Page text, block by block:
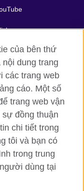
của bên thứ
dung trang
các trang web
cáo. Một số
trang web vận
sự đồng thuận
chi tiết trong
tôi và bạn có
trong trung
dùng tại